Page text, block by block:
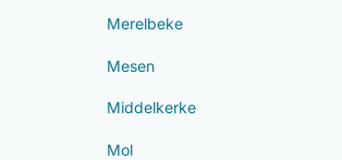
Merelbeke
Mesen
Middelkerke
Mol